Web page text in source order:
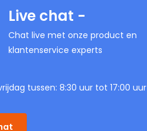
Live chat -
Chat live met onze product en
klantenservice experts
tussen: 8:30 uur tot 17:00 uur